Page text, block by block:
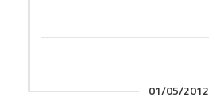
01/05/2012